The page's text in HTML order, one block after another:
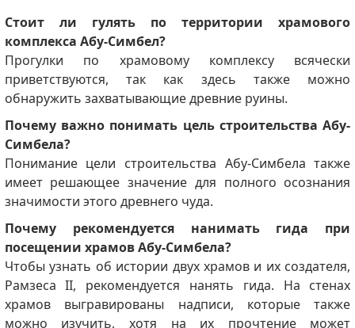
Стоит ли гулять по территории храмового
комплекса Абу-Симбел?
Прогулки по храмовому комплексу всячески
приветствуются, так как здесь также можно
обнаружить захватывающие древние руины.
Почему важно понимать цель строительства Абу-
Симбела?
Понимание цели строительства Абу-Симбела также
имеет решающее значение для полного осознания
значимости этого древнего чуда.
Почему рекомендуется нанимать гида при
посещении храмов Абу-Симбела?
Чтобы узнать об истории двух храмов и их создателя,
Рамзеса II, рекомендуется нанять гида. На стенах
храмов выгравированы надписи, которые также
можно изучить, хотя на их прочтение может